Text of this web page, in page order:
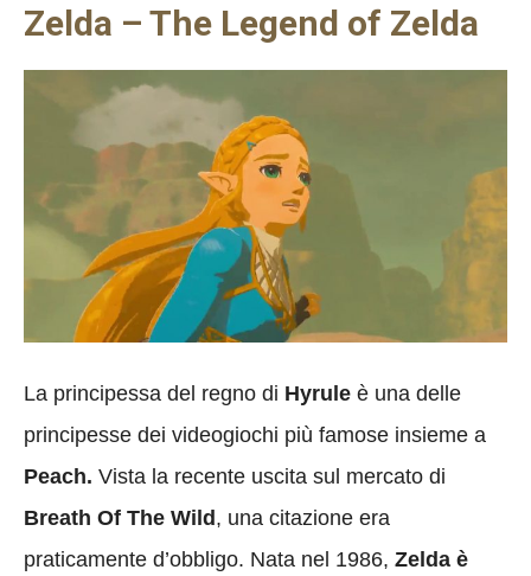
Zelda – The Legend of Zelda
La principessa del regno di Hyrule è una delle
principesse dei videogiochi più famose insieme a
Peach. Vista la recente uscita sul mercato di
Breath Of The Wild, una citazione era
praticamente d’obbligo. Nata nel 1986, Zelda è